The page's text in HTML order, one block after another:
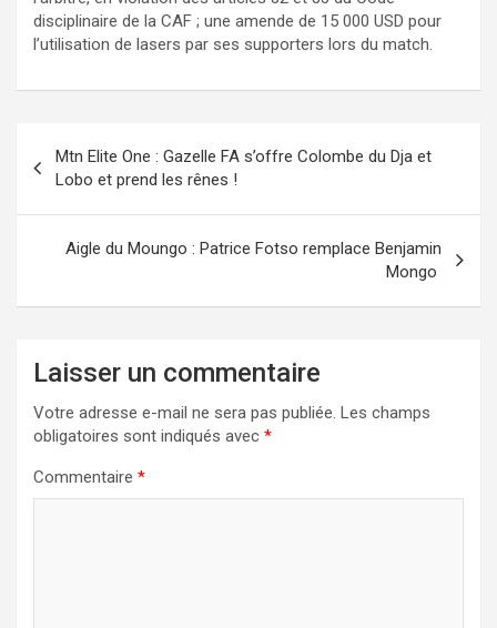
disciplinaire de la CAF ; une amende de 15 000 USD pour
l’utilisation de lasers par ses supporters lors du match.
de
l’article
Mtn Elite One : Gazelle FA s’offre Colombe du Dja et
Lobo et prend les rênes !
Aigle du Moungo : Patrice Fotso remplace Benjamin
Mongo
Laisser un commentaire
Votre adresse e-mail ne sera pas publiée. Les champs
obligatoires sont indiqués avec *
Commentaire *